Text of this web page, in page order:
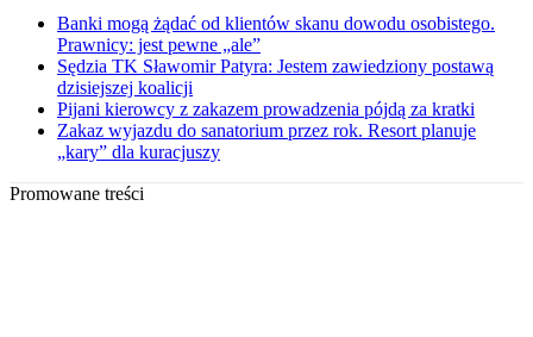
Banki mogą żądać od klientów skanu dowodu osobistego.
Prawnicy: jest pewne „ale”
Sędzia TK Sławomir Patyra: Jestem zawiedziony postawą
dzisiejszej koalicji
Pijani kierowcy z zakazem prowadzenia pójdą za kratki
Zakaz wyjazdu do sanatorium przez rok. Resort planuje
„kary” dla kuracjuszy
Promowane treści